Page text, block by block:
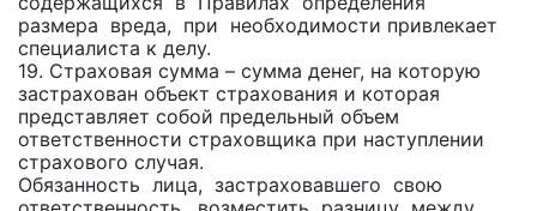
размера вреда, при необходимости привлекает
специалиста к делу.
19. Страховая сумма – сумма денег, на которую
застрахован объект страхования и которая
представляет собой предельный объем
ответственности страховщика при наступлении
страхового случая.
Обязанность лица, застраховавшего свою